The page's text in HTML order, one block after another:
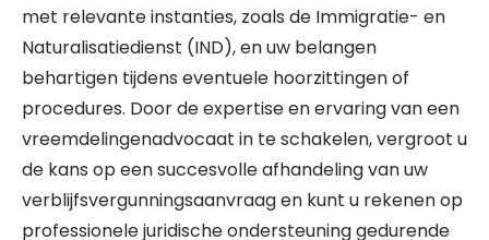
met relevante instanties, zoals de Immigratie- en
Naturalisatiedienst (IND), en uw belangen
behartigen tijdens eventuele hoorzittingen of
procedures. Door de expertise en ervaring van een
vreemdelingenadvocaat in te schakelen, vergroot u
de kans op een succesvolle afhandeling van uw
verblijfsvergunningsaanvraag en kunt u rekenen op
professionele juridische ondersteuning gedurende